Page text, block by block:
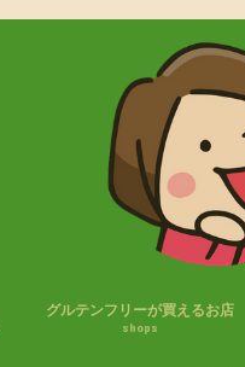
グルテンフリーが買えるお店
shops